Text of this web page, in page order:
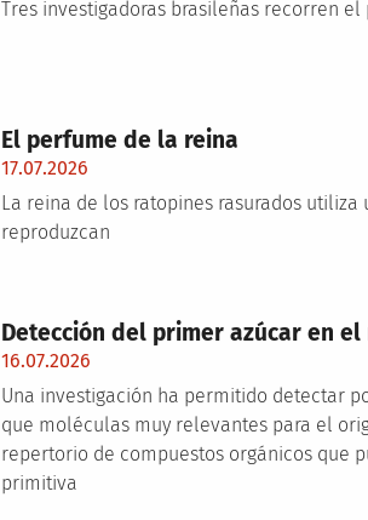
Tres investigadoras brasileñas recorren
El perfume de la reina
17.07.2026
La reina de los ratopines rasurados
reproduzcan
Detección del primer azúcar en
16.07.2026
Una investigación ha permitido detectar
que moléculas muy relevantes para el
repertorio de compuestos orgánicos que
primitiva